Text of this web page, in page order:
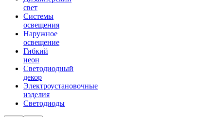
свет
Системы
освещения
Наружное
освещение
Гибкий
неон
Светодиодный
декор
Электроустановочные
изделия
Светодиоды